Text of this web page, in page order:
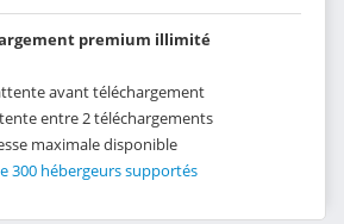
premium illimité
avant téléchargement
entre 2 téléchargements
maximale disponible
300 hébergeurs supportés